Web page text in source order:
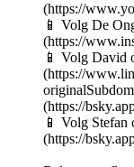
(https://
📱 Volg De
(https://
📱 Volg David
(https://
(https://
📱 Volg
(https://